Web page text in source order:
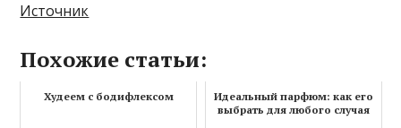
Источник
Похожие статьи:
Худеем с бодифлексом
Идеальный парфюм: как его
выбрать для любого случая